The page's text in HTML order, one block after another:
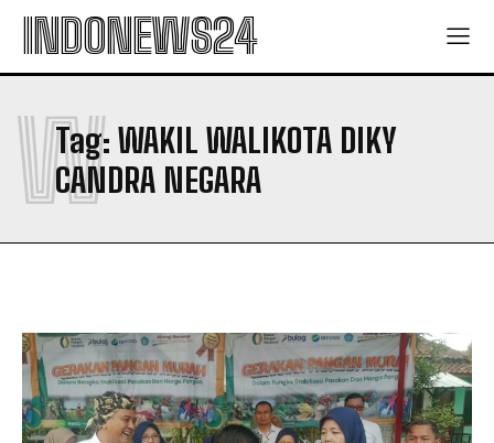
INDONEWS24
Tag: WAKIL WALIKOTA DIKY
CANDRA NEGARA
W